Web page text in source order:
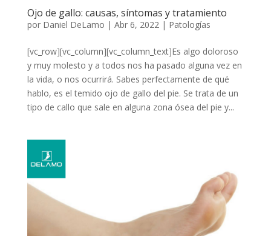
Ojo de gallo: causas, síntomas y tratamiento
por Daniel DeLamo | Abr 6, 2022| Patologías
[vc_row][vc_column][vc_column_text]Es algo doloroso
y muy molesto y a todos nos ha pasado alguna vez en
la vida, o nos ocurrirá. Sabes perfectamente de qué
hablo, es el temido ojo de gallo del pie. Se trata de un
tipo de callo que sale en alguna zona ósea del pie y...